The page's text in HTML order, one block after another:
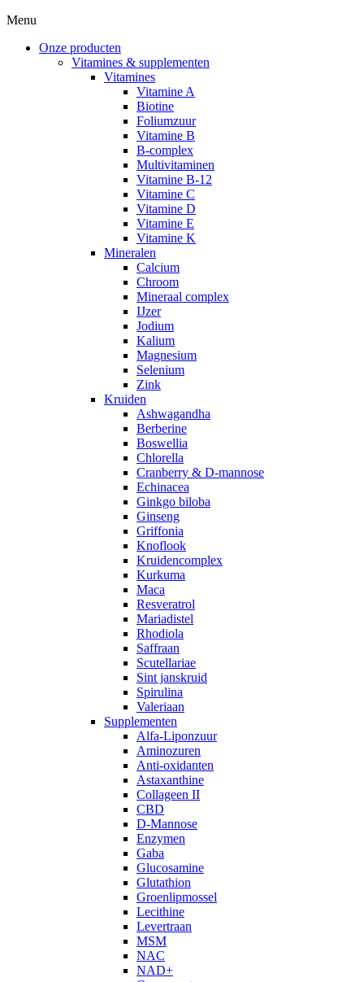
Menu
Onze producten
Vitamines & supplementen
Vitamines
Vitamine A
Biotine
Foliumzuur
Vitamine B
B-complex
Multivitaminen
Vitamine B-12
Vitamine C
Vitamine D
Vitamine E
Vitamine K
Mineralen
Calcium
Chroom
Mineraal complex
IJzer
Jodium
Kalium
Magnesium
Selenium
Zink
Kruiden
Ashwagandha
Berberine
Boswellia
Chlorella
Cranberry & D-mannose
Echinacea
Ginkgo biloba
Ginseng
Griffonia
Knoflook
Kruidencomplex
Kurkuma
Maca
Resveratrol
Mariadistel
Rhodiola
Saffraan
Scutellariae
Sint janskruid
Spirulina
Valeriaan
Supplementen
Alfa-Liponzuur
Aminozuren
Anti-oxidanten
Astaxanthine
Collageen II
CBD
D-Mannose
Enzymen
Gaba
Glucosamine
Glutathion
Groenlipmossel
Lecithine
Levertraan
MSM
NAC
NAD+